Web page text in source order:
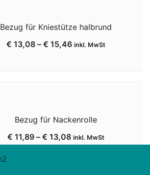
Bezug für Kniestütze halbrund
€ 13,08 – € 15,46 inkl. MwSt
Bezug für Nackenrolle
€ 11,89 – € 13,08 inkl. MwSt